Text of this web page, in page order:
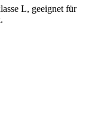
L, geeignet für